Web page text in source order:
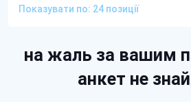
Показувати по: 24 позиції
на жаль за вашим
анкет не